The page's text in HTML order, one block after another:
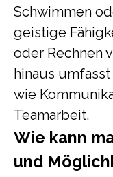
Schwimmen
geistige
oder Rechnen
hinaus
wie
Teamarbeit.
Wie kann
und